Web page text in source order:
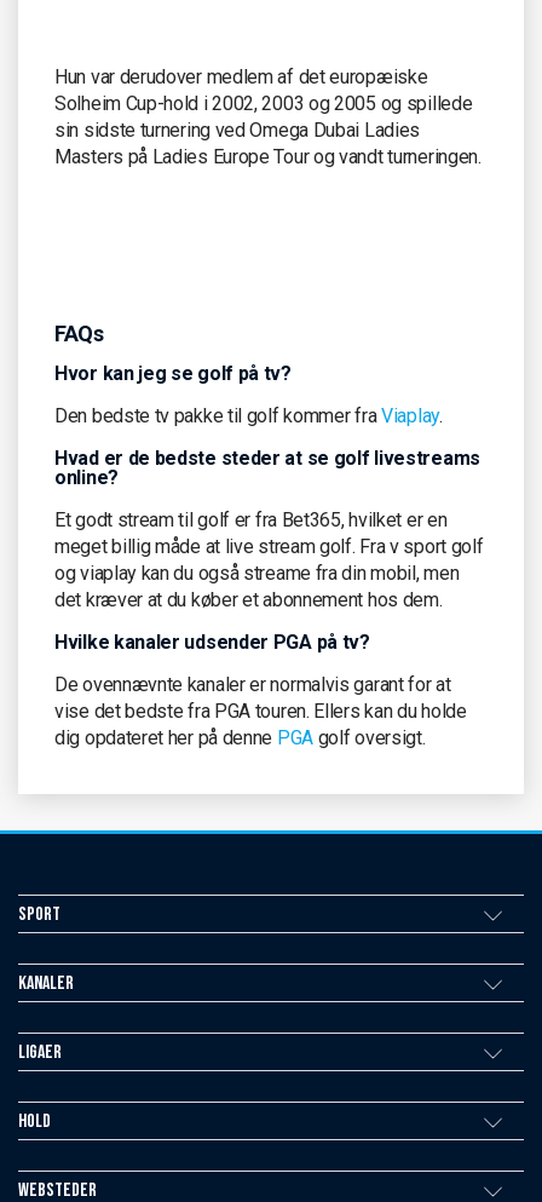
Hun var derudover medlem af det europæiske
Solheim Cup-hold i 2002, 2003 og 2005 og spillede
sin sidste turnering ved Omega Dubai Ladies
Masters på Ladies Europe Tour og vandt turneringen.
FAQs
Hvor kan jeg se golf på tv?
Den bedste tv pakke til golf kommer fraViaplay.
Hvad er de bedste steder at se golf livestreams
online?
Et godt stream til golf er fra Bet365, hvilket er en
meget billig måde at live stream golf. Fra v sport golf
og viaplay kan du også streame fra din mobil, men
det kræver at du køber et abonnement hos dem.
Hvilke kanaler udsender PGA på tv?
De ovennævnte kanaler er normalvis garant for at
vise det bedste fra PGA touren. Ellers kan du holde
dig opdateret her på denne PGA golf oversigt.
Sport
Kanaler
Ligaer
Hold
Websteder